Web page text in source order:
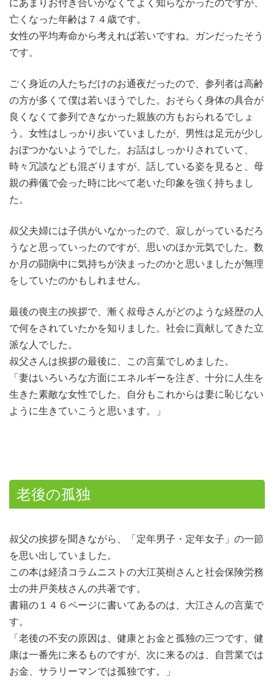
亡くなった年齢は７４歳です。
女性の平均寿命から考えれば若いですね。ガンだったそう
です。
ごく身近の人たちだけのお通夜だったので、参列者は高齢
の方が多くて僕は若いほうでした。おそらく身体の具合が
良くなくて参列できなかった親族の方もおられるでしょ
う。女性はしっかり歩いていましたが、男性は足元が少し
おぼつかないようでした。お話はしっかりされていて、
時々冗談なども混ざりますが、話している姿を見ると、母
親の葬儀で会った時に比べて老いた印象を強く持ちまし
た。
叔父夫婦には子供がいなかったので、寂しがっているだろ
うなと思っていったのですが、思いのほか元気でした。数
か月の闘病中に気持ちが決まったのかと思いましたが無理
をしていたのかもしれません。
最後の喪主の挨拶で、漸く叔母さんがどのような経歴の人
で何をされていたかを知りました。社会に貢献してきた立
派な人でした。
叔父さんは挨拶の最後に、この言葉でしめました。
「妻はいろいろな方面にエネルギーを注ぎ、十分に人生を
生きた素敵な女性でした。自分もこれからは妻に恥じない
ように生きていこうと思います。」
老後の孤独
叔父の挨拶を聞きながら、「定年男子・定年女子」の一節
を思い出していました。
この本は経済コラムニストの大江英樹さんと社会保険労務
士の井戸美枝さんの共著です。
書籍の１４６ページに書いてあるのは、大江さんの言葉で
す。
「老後の不安の原因は、健康とお金と孤独の三つです。健
康は一番先に来るものですが、次に来るのは、自営業では
お金、サラリーマンでは孤独です。」